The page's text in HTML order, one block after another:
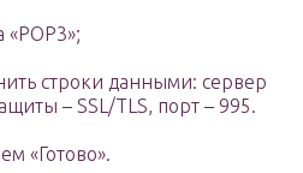
«POP3»;
строки данными: сервер
– SSL/TLS, порт – 995.
«Готово».